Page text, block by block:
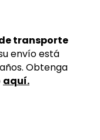
transporte
envío está
Obtenga
aquí.